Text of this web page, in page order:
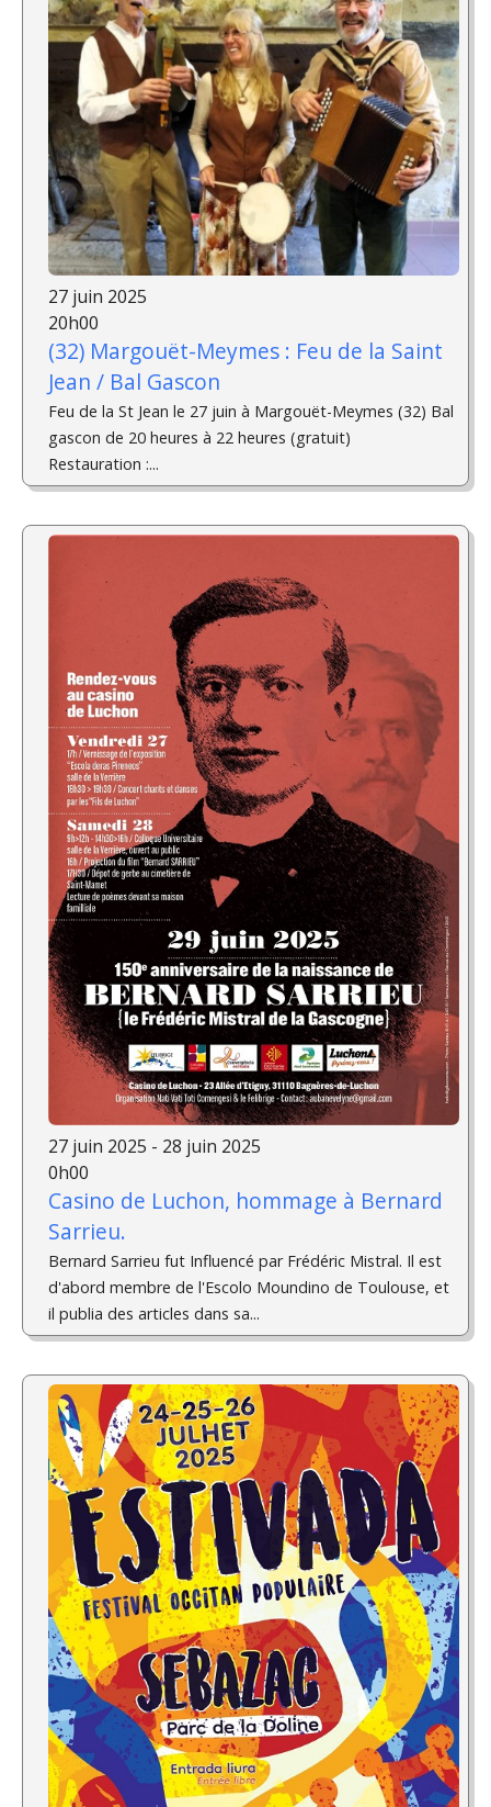
27 juin 2025
20h00
(32) Margouët-Meymes : Feu de la Saint
Jean / Bal Gascon
Feu de la St Jean le 27 juin à Margouët-Meymes (32) Bal
gascon de 20 heures à 22 heures (gratuit)
Restauration :...
27 juin 2025 - 28 juin 2025
0h00
Casino de Luchon, hommage à Bernard
Sarrieu.
Bernard Sarrieu fut Influencé par Frédéric Mistral. Il est
d'abord membre de l'Escolo Moundino de Toulouse, et
il publia des articles dans sa...